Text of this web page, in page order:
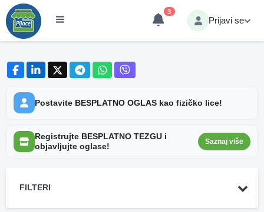
3
Prijavi se
Postavite BESPLATNO OGLAS kao fizičko lice!
Registrujte BESPLATNO TEZGU i
objavljujte oglase!
Saznaj više
FILTERI